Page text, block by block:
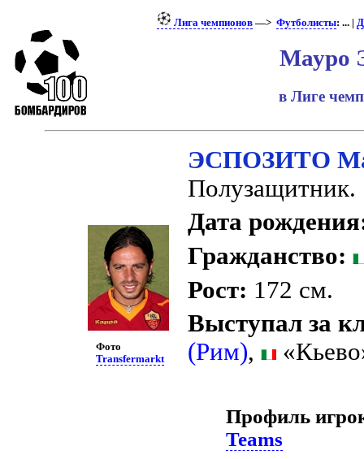
Лига чемпионов—> Футболисты: ... |
Мауро
в Лиге
Фото
Transfermarkt
ЭСПОЗИТО
Полузащитник.
Дата
Гражданство:
Рост: 172 см.
Выступал за
(Рим),
Профиль
Teams